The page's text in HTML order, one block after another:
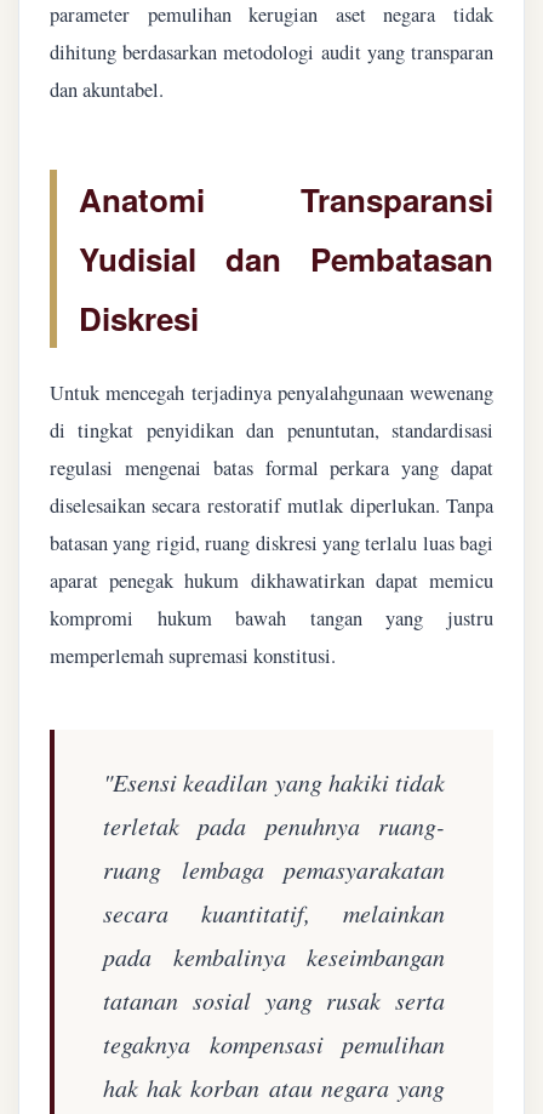
parameter pemulihan kerugian aset negara tidak
dihitung berdasarkan metodologi audit yang transparan
dan akuntabel.
Anatomi Transparansi
Yudisial dan Pembatasan
Diskresi
Untuk mencegah terjadinya penyalahgunaan wewenang
di tingkat penyidikan dan penuntutan, standardisasi
regulasi mengenai batas formal perkara yang dapat
diselesaikan secara restoratif mutlak diperlukan. Tanpa
batasan yang rigid, ruang diskresi yang terlalu luas bagi
aparat penegak hukum dikhawatirkan dapat memicu
kompromi hukum bawah tangan yang justru
memperlemah supremasi konstitusi.
"Esensi keadilan yang hakiki tidak
terletak pada penuhnya ruang-
ruang lembaga pemasyarakatan
secara kuantitatif, melainkan
pada kembalinya keseimbangan
tatanan sosial yang rusak serta
tegaknya kompensasi pemulihan
hak hak korban atau negara yang